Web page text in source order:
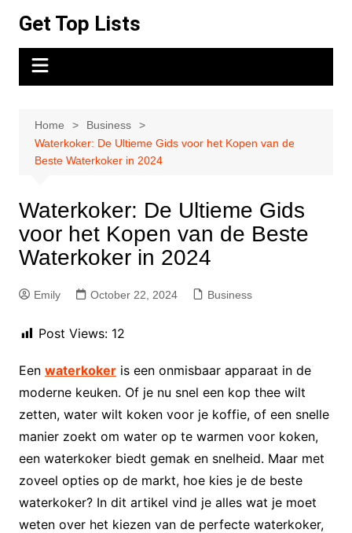
content
Get Top Lists
Home
Business
Waterkoker: De Ultieme Gids voor het Kopen van de
Beste Waterkoker in 2024
Waterkoker: De Ultieme Gids
voor het Kopen van de Beste
Waterkoker in 2024
Emily October 22, 2024 Business
Post Views: 12
Een waterkokeris een onmisbaar apparaat in de
moderne keuken. Of je nu snel een kop thee wilt
zetten, water wilt koken voor je koffie, of een snelle
manier zoekt om water op te warmen voor koken,
een waterkoker biedt gemak en snelheid. Maar met
zoveel opties op de markt, hoe kies je de beste
waterkoker? In dit artikel vind je alles wat je moet
weten over het kiezen van de perfecte waterkoker,